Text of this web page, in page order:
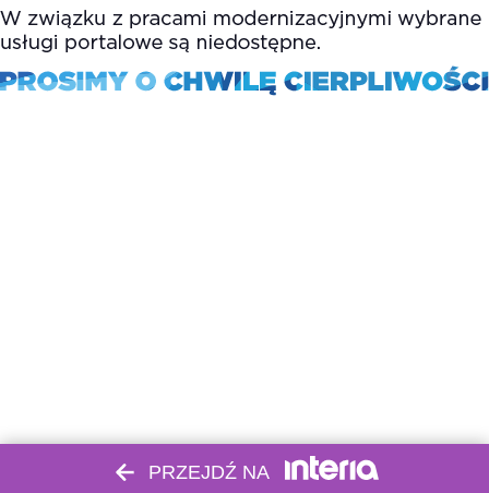
PRZEJDŹ NA